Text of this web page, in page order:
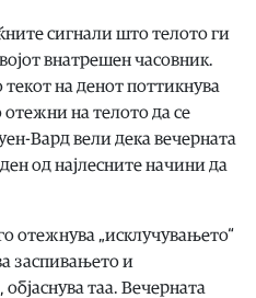
сигнали што телото ги
внатрешен часовник.
на денот поттикнува
на телото да се
Вард вели дека вечерната
од најлесните начини да
отежнува „исклучувањето“
заспивањето и
таа. Вечерната